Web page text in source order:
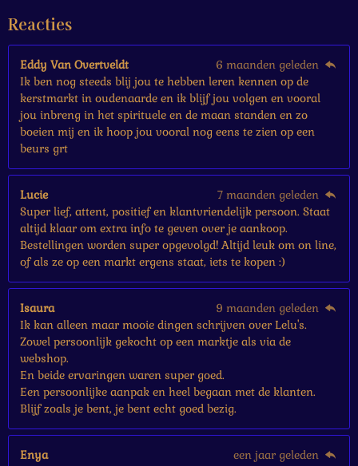
r
r
Reacties
Eddy Van Overtveldt
6 maanden geleden
Ik ben nog steeds blij jou te hebben leren kennen op de
kerstmarkt in oudenaarde en ik blijf jou volgen en vooral
jou inbreng in het spirituele en de maan standen en zo
boeien mij en ik hoop jou vooral nog eens te zien op een
beurs grt
Lucie
7 maanden geleden
Super lief, attent, positief en klantvriendelijk persoon. Staat
altijd klaar om extra info te geven over je aankoop.
Bestellingen worden super opgevolgd! Altijd leuk om on line,
of als ze op een markt ergens staat, iets te kopen :)
Isaura
9 maanden geleden
Ik kan alleen maar mooie dingen schrijven over Lelu's.
Zowel persoonlijk gekocht op een marktje als via de
webshop.
En beide ervaringen waren super goed.
Een persoonlijke aanpak en heel begaan met de klanten.
Blijf zoals je bent, je bent echt goed bezig.
Enya
een jaar geleden